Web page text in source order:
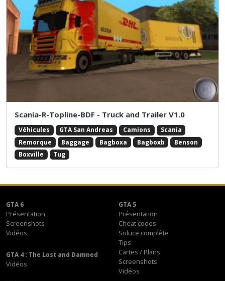
Scania-R-Topline-BDF - Truck and Trailer V1.0
Véhicules GTA San Andreas Camions
Scania
Remorque
Baggage Bagboxa Bagboxb
Benson
Boxville
Tug
GTA 6
Présentation
Screenshots
Vidéos
GTA 5
Présentation
Cheat codes
Soluce complète
Tips
Cartes / Plans
Screenshots
Vidéos
GTA 4 : The Lost and Damned
Vidéos